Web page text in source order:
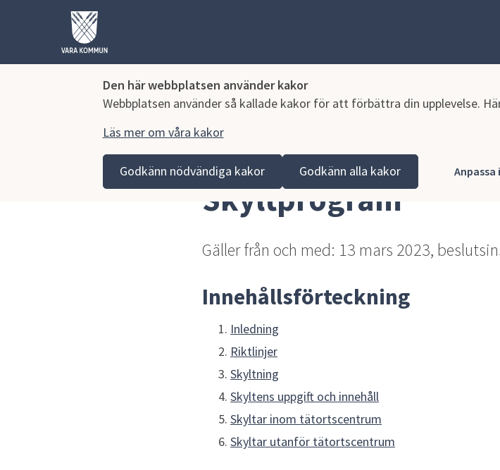
Den här webbplatsen använder kakor
Webbplatsen använder så kallade kakor för att förbättra din upplevelse.
Läs mer om våra kakor
Godkänn nödvändiga kakor Godkänn alla kakor
Vara kommun Vår organisation och verksamhet
Skyltprogram
Gäller från och med: 13 mars 2023,
Innehållsförteckning
Inledning
Riktlinjer
Skyltning
Skyltens uppgift och innehåll
Skyltar inom tätortscentrum
Skyltar utanför tätortscentrum